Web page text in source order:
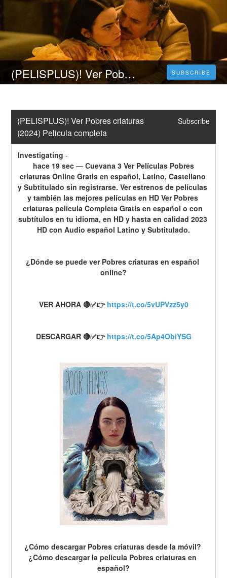
(PELISPLUS)! Ver Pobres criaturas (2024) Pelicula completa SUBSCRIBE
(PELISPLUS)! Ver Pobres criaturas
(2024) Pelicula completa
Subscribe
Investigating -
hace 19 sec — Cuevana 3 Ver Películas Pobres
criaturas Online Gratis en español, Latino, Castellano
y Subtitulado sin registrarse. Ver estrenos de películas
y también las mejores películas en HD Ver Pobres
criaturas película Completa Gratis en español o con
subtítulos en tu idioma, en HD y hasta en calidad 2023
HD con Audio español Latino y Subtitulado.
¿Dónde se puede ver Pobres criaturas en español
online?
VER AHORA 🔴✅👉 https://t.co/5vUPVzz5y0
DESCARGAR 🔴✅👉 https://t.co/5Ap4ObiYSG
¿Cómo descargar Pobres criaturas desde la móvil?
¿Cómo descargar la película Pobres criaturas en
español?